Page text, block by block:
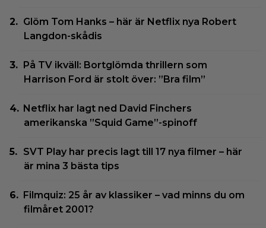
Glöm Tom Hanks – här är Netflix nya Robert
Langdon-skådis
På TV ikväll: Bortglömda thrillern som
Harrison Ford är stolt över: ”Bra film”
Netflix har lagt ned David Finchers
amerikanska ”Squid Game”-spinoff
SVT Play har precis lagt till 17 nya filmer – här
är mina 3 bästa tips
Filmquiz: 25 år av klassiker – vad minns du om
filmåret 2001?